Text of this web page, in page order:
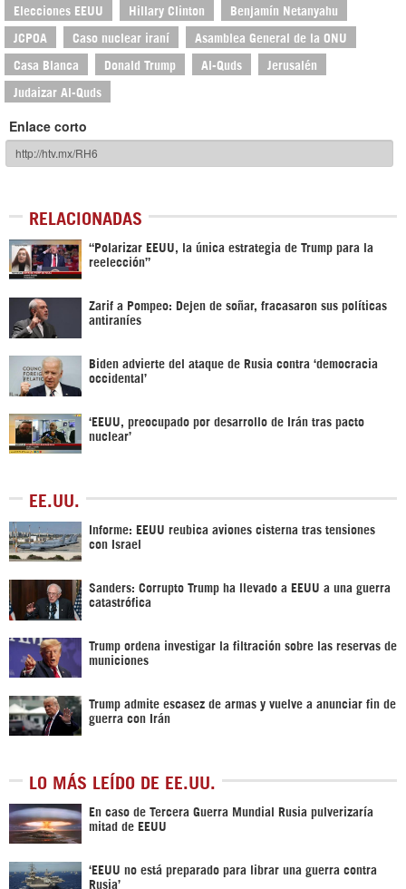
Elecciones EEUU Hillary Clinton Benjamín Netanyahu
JCPOA Caso nuclear iraní Asamblea General de la ONU
Casa Blanca Donald Trump Al-Quds Jerusalén
Judaizar Al-Quds
Enlace corto
RELACIONADAS
“Polarizar EEUU, la única estrategia de Trump para la
reelección”
Zarif a Pompeo: Dejen de soñar, fracasaron sus políticas
antiraníes
Biden advierte del ataque de Rusia contra ‘democracia
occidental’
‘EEUU, preocupado por desarrollo de Irán tras pacto
nuclear’
EE.UU.
Informe: EEUU reubica aviones cisterna tras tensiones
con Israel
Sanders: Corrupto Trump ha llevado a EEUU a una guerra
catastrófica
Trump ordena investigar la filtración sobre las reservas de
municiones
Trump admite escasez de armas y vuelve a anunciar fin de
guerra con Irán
LO MÁS LEÍDO DE EE.UU.
En caso de Tercera Guerra Mundial Rusia pulverizaría
mitad de EEUU
‘EEUU no está preparado para librar una guerra contra
Rusia’